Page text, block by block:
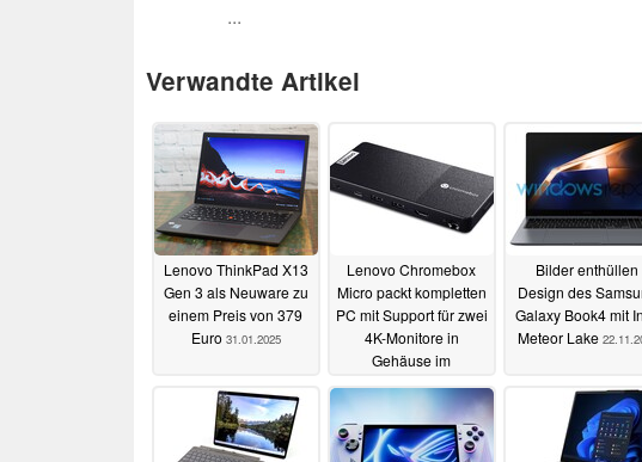
...
Verwandte Artikel
Lenovo ThinkPad X13
Gen 3 als Neuware zu
einem Preis von 379
Euro 31.01.2025
Lenovo Chromebox
Micro packt kompletten
PC mit Support für zwei
4K-Monitore in
Gehäuse im
04.12.2023
Bilder enthüllen
Design des
Galaxy Book4 mit
Meteor Lake